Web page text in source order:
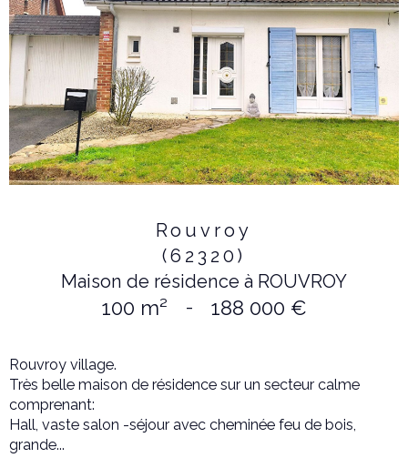
Rouvroy
(62320)
Maison de résidence à ROUVROY
100 m² - 188 000 €
Rouvroy village.
Très belle maison de résidence sur un secteur calme
comprenant:
Hall, vaste salon -séjour avec cheminée feu de bois,
grande...